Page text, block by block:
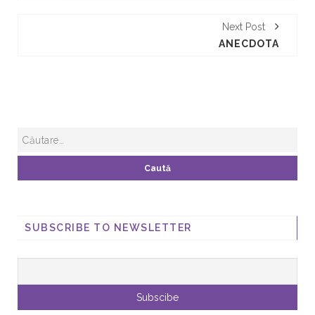
Next Post
ANECDOTA
SUBSCRIBE TO NEWSLETTER